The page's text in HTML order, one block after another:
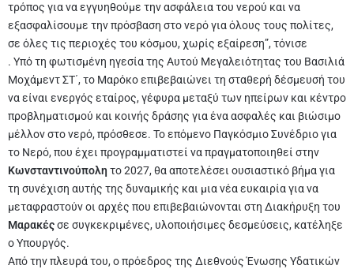
τρόπος για να εγγυηθούμε την ασφάλεια του νερού και να
εξασφαλίσουμε την πρόσβαση στο νερό για όλους τους πολίτες,
σε όλες τις περιοχές του κόσμου, χωρίς εξαίρεση”, τόνισε
. Υπό τη φωτισμένη ηγεσία της Αυτού Μεγαλειότητας του Βασιλιά
Μοχάμεντ ΣΤ΄, το Μαρόκο επιβεβαιώνει τη σταθερή δέσμευσή του
να είναι ενεργός εταίρος, γέφυρα μεταξύ των ηπείρων και κέντρο
προβληματισμού και κοινής δράσης για ένα ασφαλές και βιώσιμο
μέλλον στο νερό, πρόσθεσε. Το επόμενο Παγκόσμιο Συνέδριο για
το Νερό, που έχει προγραμματιστεί να πραγματοποιηθεί στην
Κωνσταντινούπολη το 2027, θα αποτελέσει ουσιαστικό βήμα για
τη συνέχιση αυτής της δυναμικής και μια νέα ευκαιρία για να
μεταφραστούν οι αρχές που επιβεβαιώνονται στη Διακήρυξη του
Μαρακέςσε συγκεκριμένες, υλοποιήσιμες δεσμεύσεις, κατέληξε
ο Υπουργός.
Από την πλευρά του, ο πρόεδρος της Διεθνούς Ένωσης Υδατικών